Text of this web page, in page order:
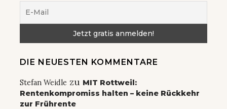
DIE NEUESTEN KOMMENTARE
Stefan Weidle zu MIT Rottweil:
Rentenkompromiss halten – keine Rückkehr
zur Frührente